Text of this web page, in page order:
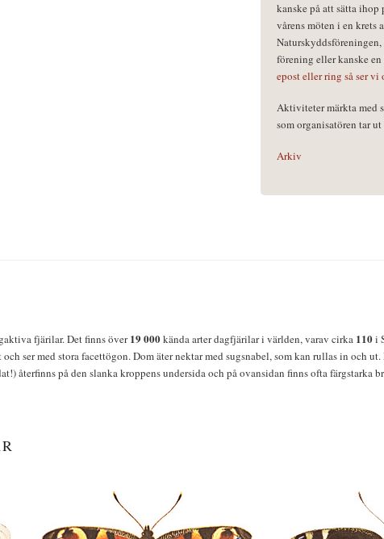
kanske på att sätta
vårens möten i en krets
förening eller kanske
epost eller ring så ser vi
Aktiviteter märkta med
som organisatören tar
Arkiv
fjärilar. Det finns över19 000kända arter dagfjärilar i världen, varav cirka 110i
ser med stora facettögon. Dom äter nektar med sugsnabel, som kan rullas in och
återfinns på den slanka kroppens undersida och på ovansidan finns ofta färgstarka